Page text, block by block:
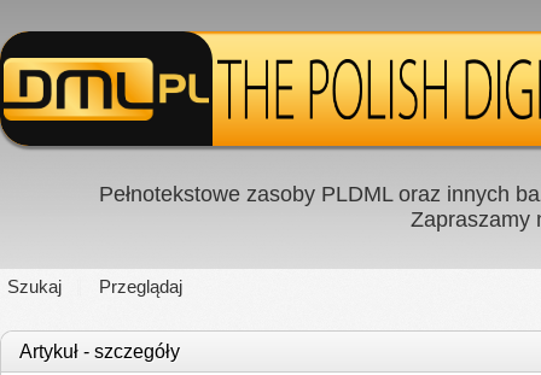
Pełnotekstowe zasoby PLDML oraz innych
Zapraszamy
Szukaj Przeglądaj
Artykuł - szczegóły